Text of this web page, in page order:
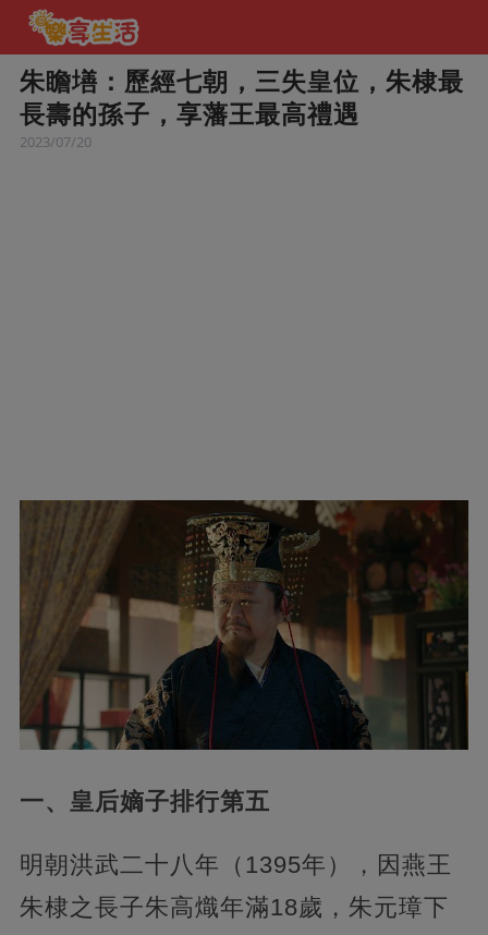
朱瞻墡：歷經七朝，三失皇位，朱棣最
長壽的孫子，享藩王最高禮遇
2023/07/20
一、皇后嫡子排行第五
明朝洪武二十八年（1395年），因燕王
朱棣之長子朱高熾年滿18歲，朱元璋下